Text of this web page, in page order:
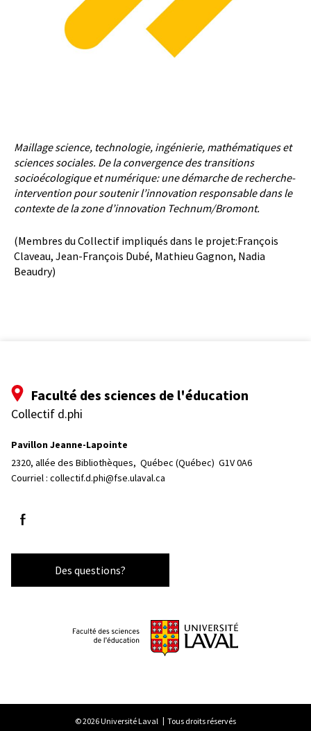
Maillage science, technologie, ingénierie, mathématiques et
sciences sociales. De la convergence des transitions
socioécologique et numérique: une démarche de recherche-
intervention pour soutenir l’innovation responsable dans le
contexte de la zone d’innovation Technum/Bromont.
(Membres du Collectif impliqués dans le projet:François
Claveau, Jean-François Dubé, Mathieu Gagnon, Nadia
Beaudry)
Faculté des sciences de l'éducation
Collectif d.phi
Pavillon Jeanne-Lapointe
2320, allée des Bibliothèques, Québec (Québec)  G1V 0A6
Courriel : collectif.d.phi@fse.ulaval.ca
Suivez-nous sur Facebook
Des questions?
© 2026 Université Laval Tous droits réservés